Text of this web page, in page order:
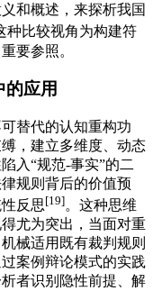
和概述，来探析我国
种比较视角为构建符
要参照。
的应用
替代的认知重构功
，建立多维度、动态
入“规范-事实”的二
规则背后的价值预
反思[19]。这种思维
尤为突出，当面对重
械适用既有裁判规则
案例辩论模式的实践
者识别隐性前提、解